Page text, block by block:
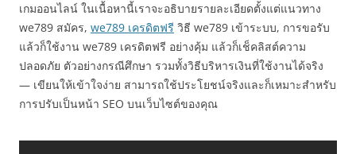
เกมออนไลน์ ในเนื้อหานี้เราจะอธิบายรายละเอียดตั้งแต่แนวทาง
we789 สมัคร, we789 เครดิตฟรี วิธี we789 เข้าระบบ, การขอรับ
แล้วก็ใช้งาน we789 เครดิตฟรี อย่างคุ้ม แล้วก็เช็คลิสต์ความ
ปลอดภัย ตัวอย่างกรณีศึกษา รวมทั้งวิธีบริหารเงินที่ใช้งานได้จริง
— เขียนให้เข้าใจง่าย สามารถใช้ประโยชน์จริงและก็เหมาะสำหรับ
การปรับเป็นหน้า SEO บนเว็บไซต์ของคุณ